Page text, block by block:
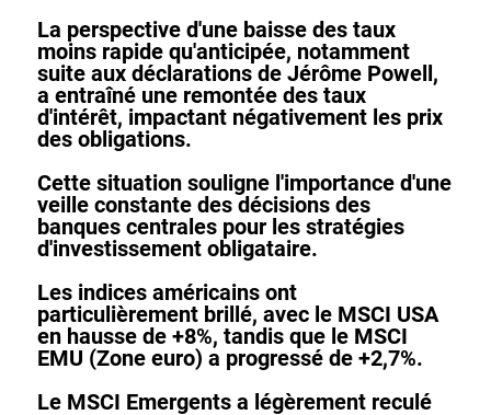
La perspective d'une baisse des taux
moins rapide qu'anticipée, notamment
suite aux déclarations de Jérôme Powell,
a entraîné une remontée des taux
d'intérêt, impactant négativement les prix
des obligations.
Cette situation souligne l'importance d'une
veille constante des décisions des
banques centrales pour les stratégies
d'investissement obligataire.
Les indices américains ont
particulièrement brillé, avec le MSCI USA
en hausse de +8%, tandis que le MSCI
EMU (Zone euro) a progressé de +2,7%.
Le MSCI Emergents a légèrement reculé